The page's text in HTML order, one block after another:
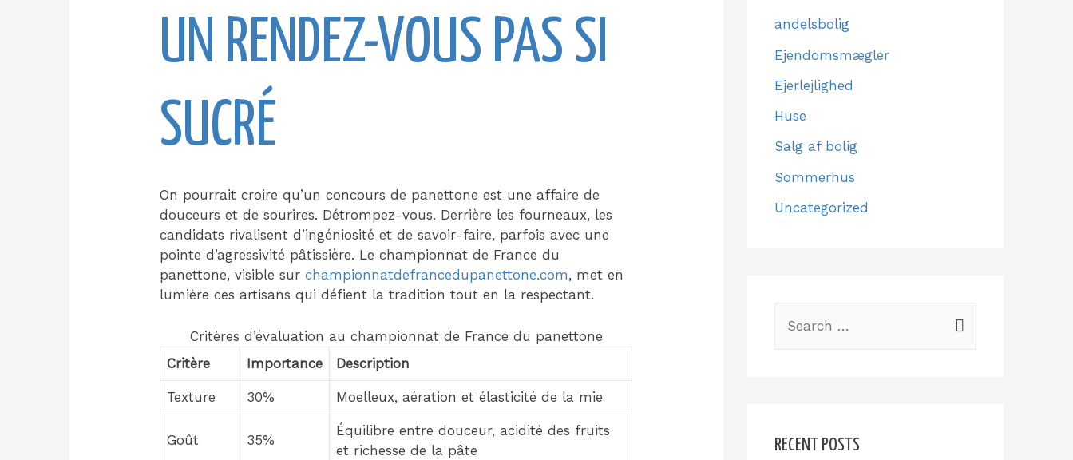
UN RENDEZ-VOUS PAS SI
SUCRÉ
On pourrait croire qu’un concours de panettone est une affaire de
douceurs et de sourires. Détrompez-vous. Derrière les fourneaux, les
candidats rivalisent d’ingéniosité et de savoir-faire, parfois avec une
pointe d’agressivité pâtissière. Le championnat de France du
panettone, visible surchampionnatdefrancedupanettone.com, met en
lumière ces artisans qui défient la tradition tout en la respectant.
Critères d’évaluation au championnat de France du panettone
Critère
Importance Description
Texture 30% Moelleux, aération et élasticité de la mie
Goût 35%
Équilibre entre douceur, acidité des fruits
et richesse de la pâte
andelsbolig
Ejendomsmægler
Ejerlejlighed
Huse
Salg af bolig
Sommerhus
Uncategorized
hRECENT POSTS